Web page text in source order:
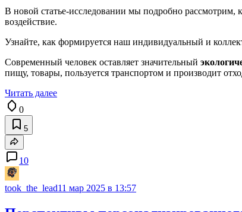
В новой статье-исследовании мы подробно рассмотрим,
воздействие.
Узнайте, как формируется наш индивидуальный и
Современный человек оставляет значительный
пищу, товары, пользуется транспортом и производит
Читать далее
0
5
10
took_the_lead11 мар 2025 в 13:57